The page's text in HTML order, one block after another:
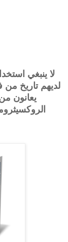
لا ينبغي
لديهم تاريخ
يعانون
الروكسيثرومايسين عن